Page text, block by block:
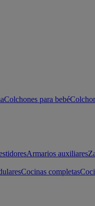
Colchones para bebé
Armarios auxiliares
Cocinas completas